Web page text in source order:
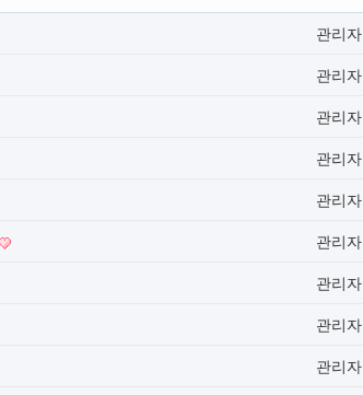
관리자
관리자
관리자
관리자
관리자
관리자
관리자
관리자
관리자